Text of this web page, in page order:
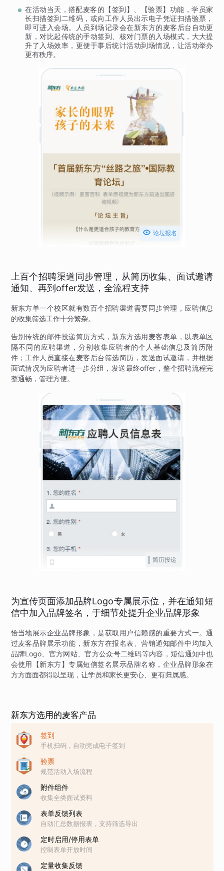
在活动当天，搭配麦客的【签到】、【验票】功能，学员家
长扫描签到二维码，或向工作人员出示电子凭证扫描验票，
即可进入会场。人员到场记录会在新东方的麦客后台自动更
新，对比起传统的手动签到、核对门票的入场模式，大大提
升了入场效率，更便于事后统计活动到场情况，让活动举办
更有秩序。
 论坛报名
上百个招聘渠道同步管理，从简历收集、面试邀请
通知、再到offer发送，全流程支持
新东方单一个校区就有数百个招聘渠道需要同步管理，应聘信息
的收集筛选工作十分繁杂。
告别传统的邮件投递简历方式，新东方选用麦客表单，以表单区
隔不同的应聘渠道，分别收集应聘者的个人基础信息及简历附
件；工作人员直接在麦客后台筛选简历，发送面试邀请，并根据
面试情况为应聘者进一步分组，发送最终offer，整个招聘流程完
整通畅，管理方便。
简历投递
为宣传页面添加品牌Logo专属展示位，并在通知短
信中加入品牌签名，于细节处提升企业品牌形象
恰当地展示企业品牌形象，是获取用户信赖感的重要方式一。通
过麦客品牌展示功能，新东方在报名表、营销通知邮件中均加入
品牌Logo、官方网站、官方公众号二维码等内容，短信通知中也
会使用【新东方】专属短信签名展示品牌名称，企业品牌形象在
方方面面都得以呈现，让学员和家长更安心、更有归属感。
新东方选用的麦客产品
签到
手机扫码，自动完成电子签到
验票
规范活动入场流程
附件组件
收集全类面试资料
表单反馈列表
自动汇总数据报表，支持筛选导出
定时启用/停用表单
控制表单开放时间
定量收集反馈